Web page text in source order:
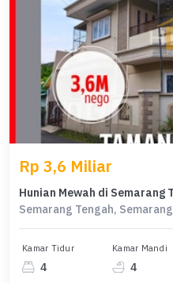
Rp 3,6 Miliar
Semarang Tengah, Semarang
Kamar Tidur
4
Kamar Mandi
4